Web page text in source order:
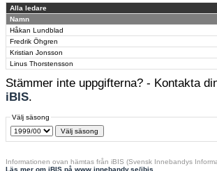
Alla ledare
Namn
Håkan Lundblad
Fredrik Öhgren
Kristian Jonsson
Linus Thorstensson
Stämmer inte uppgifterna? - Kontakta
iBIS.
Välj säsong
Informationen ovan hämtas från iBIS (Svensk Innebandys
Läs mer om iBIS på www.innebandy.se/ibis